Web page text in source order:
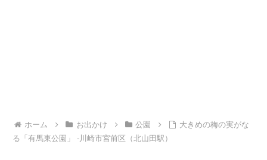
ホーム お出かけ 公園
大きめの梅の実がな
る「有馬東公園」 -川崎市宮前区（北山田駅）